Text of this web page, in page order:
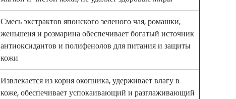
Смесь экстрактов японского зеленого чая, ромашки,
женьшеня и розмарина обеспечивает богатый источник
антиоксидантов и полифенолов для питания и защиты
кожи
Извлекается из корня окопника, удерживает влагу в
коже, обеспечивает успокаивающий и разглаживающий